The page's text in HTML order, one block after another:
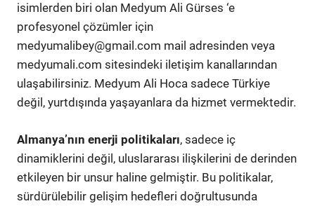
isimlerden biri olan Medyum Ali Gürses ‘e
profesyonel çözümler için
medyumalibey@gmail.com mail adresinden veya
medyumali.com sitesindeki iletişim kanallarından
ulaşabilirsiniz. Medyum Ali Hoca sadece Türkiye
değil, yurtdışında yaşayanlara da hizmet vermektedir.
Almanya’nın enerji politikaları, sadece iç
dinamiklerini değil, uluslararası ilişkilerini de derinden
etkileyen bir unsur haline gelmiştir. Bu politikalar,
sürdürülebilir gelişim hedefleri doğrultusunda